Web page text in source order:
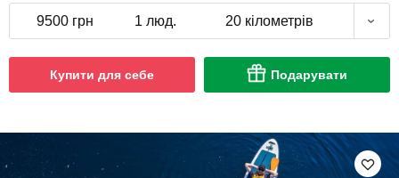
9500 грн 1 люд. 20 кілометрів
Купити для себе Подарувати